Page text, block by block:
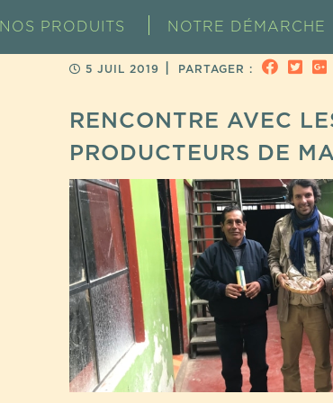
NOS PRODUITS NOTRE DÉMARCHE
5 JUIL 2019 PARTAGER :
RENCONTRE AVEC
PRODUCTEURS DE